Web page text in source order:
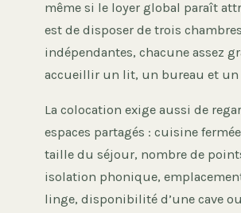
même si le loyer global paraît
est de disposer de trois chambres
indépendantes, chacune assez
accueillir un lit, un bureau et un
La colocation exige aussi de
espaces partagés : cuisine
taille du séjour, nombre de
isolation phonique,
linge, disponibilité d’une cave